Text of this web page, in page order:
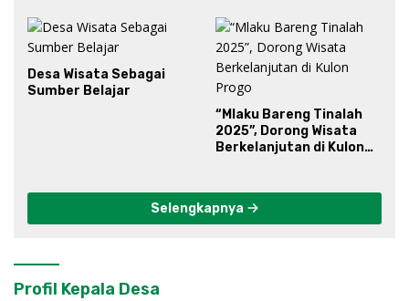
Desa Wisata Sebagai
Sumber Belajar
“Mlaku Bareng Tinalah
2025”, Dorong Wisata
Berkelanjutan di Kulon
Selengkapnya
Profil Kepala Desa